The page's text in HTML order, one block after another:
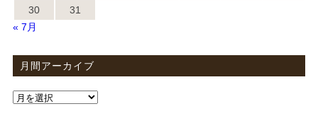
30
31
« 7月
月間アーカイブ